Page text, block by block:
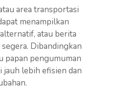
area transportasi
menampilkan
atau berita
Dibandingkan
papan pengumuman
lebih efisien dan